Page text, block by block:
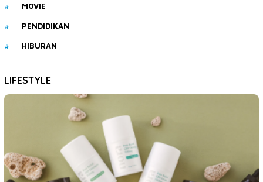
MOVIE
PENDIDIKAN
HIBURAN
LIFESTYLE